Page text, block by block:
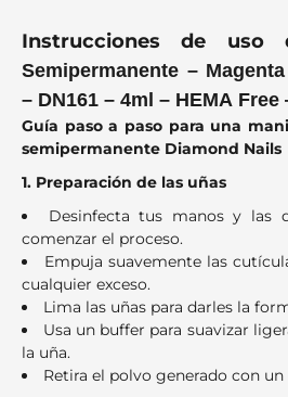
Instrucciones de uso
Semipermanente –
– DN161 – 4ml – HEMA Free
Guía paso a paso para una
semipermanente Diamond Nails
1. Preparación de las uñas
Desinfecta tus manos y las
comenzar el proceso.
Empuja suavemente las
cualquier exceso.
Lima las uñas para darles la
Usa un buffer para suavizar
la uña.
Retira el polvo generado con un